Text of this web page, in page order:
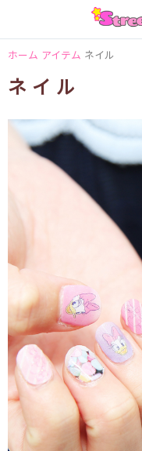
ホーム アイテム ネイル
ネイル